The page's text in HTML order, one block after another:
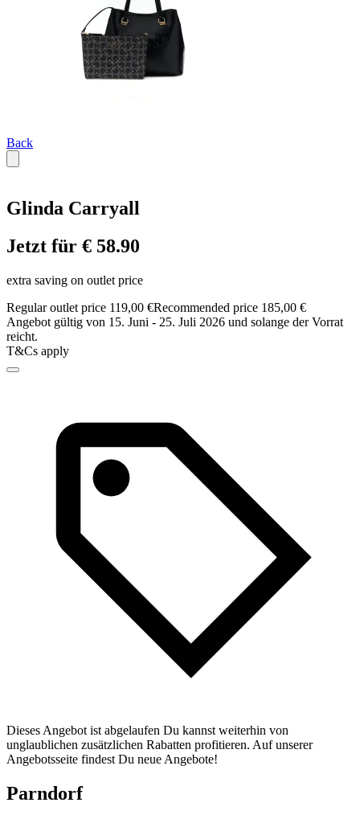
Back
Glinda Carryall
Jetzt für € 58.90
extra saving on outlet price
Regular outlet price 119,00 €Recommended price 185,00 €
Angebot gültig von 15. Juni - 25. Juli 2026 und solange der Vorrat
reicht.
T&Cs apply
Dieses Angebot ist abgelaufen Du kannst weiterhin von
unglaublichen zusätzlichen Rabatten profitieren. Auf unserer
Angebotsseite findest Du neue Angebote!
Parndorf